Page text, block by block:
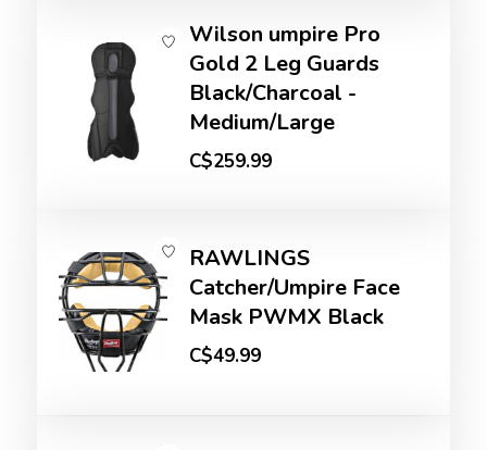
Wilson umpire Pro
Gold 2 Leg Guards
Black/Charcoal -
Medium/Large
C$259.99
RAWLINGS
Catcher/Umpire Face
Mask PWMX Black
C$49.99